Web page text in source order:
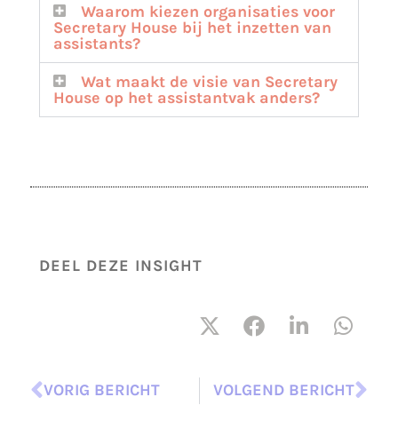
Waarom kiezen organisaties voor
Secretary House bij het inzetten van
assistants?
Wat maakt de visie van Secretary
House op het assistantvak anders?
DEEL DEZE INSIGHT
VORIG BERICHT VOLGEND BERICHT